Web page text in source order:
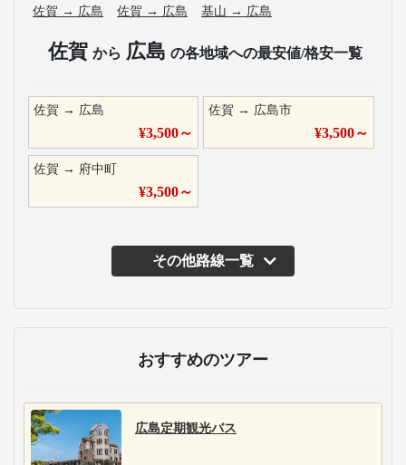
佐賀 → 広島 佐賀 → 広島 基山 → 広島
佐賀 から 広島 の各地域への最安値/格安一覧
佐賀 → 広島
¥3,500～
佐賀 → 広島市
¥3,500～
佐賀 → 府中町
¥3,500～
その他路線一覧
主な運行バス会社